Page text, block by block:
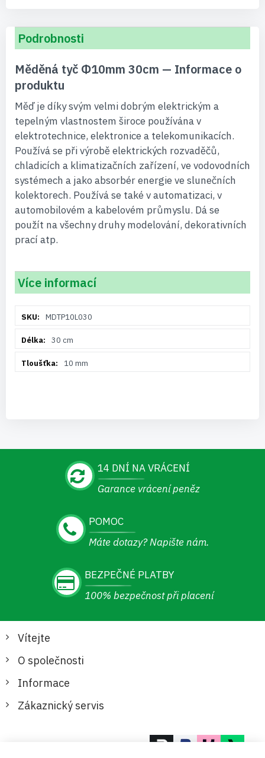
Podrobnosti
Měděná tyč Φ10mm 30cm — Informace o
produktu
Měď je díky svým velmi dobrým elektrickým a
tepelným vlastnostem široce používána v
elektrotechnice, elektronice a telekomunikacích.
Používá se při výrobě elektrických rozvaděčů,
chladicích a klimatizačních zařízení, ve vodovodních
systémech a jako absorbér energie ve slunečních
kolektorech. Používá se také v automatizaci, v
automobilovém a kabelovém průmyslu. Dá se
použít na všechny druhy modelování, dekorativních
prací atp.
Více informací
informacíMDTP10L030
30 cm
10 mm
14 DNÍ NA VRÁCENÍ
Garance vrácení peněz
POMOC
Máte dotazy? Napište nám.
BEZPEČNÉ PLATBY
100% bezpečnost při placení
Vítejte
O společnosti
Informace
Zákaznický servis